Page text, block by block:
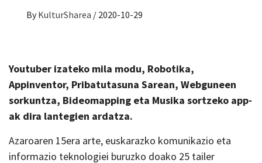
By KulturSharea / 2020-10-29
Youtuber izateko mila modu, Robotika,
Appinventor, Pribatutasuna Sarean, Webguneen
sorkuntza, Bideomapping eta Musika sortzeko app-
ak dira lantegien ardatza.
Azaroaren 15era arte, euskarazko komunikazio eta
informazio teknologiei buruzko doako 25 tailer